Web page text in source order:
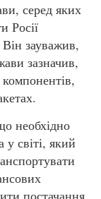
серед яких
Росії
зауважив,
зазначив,
необхідно
світі, який